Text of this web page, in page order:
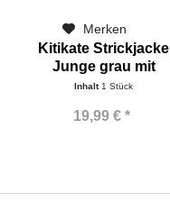
Merken
Kitikate Strickjacke
Junge grau mit
hellblauen...
Inhalt 1 Stück
19,99 € *